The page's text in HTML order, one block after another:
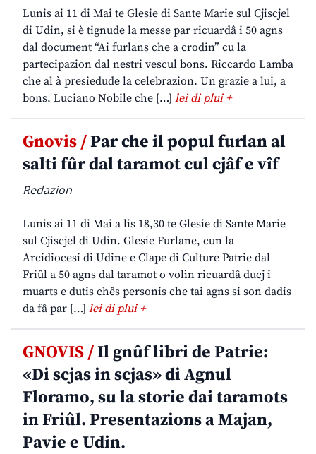
Lunis ai 11 di Mai te Glesie di Sante Marie sul Cjiscjel
di Udin, si è tignude la messe par ricuardâ i 50 agns
dal document “Ai furlans che a crodin” cu la
partecipazion dal nestri vescul bons. Riccardo Lamba
che al à presiedude la celebrazion. Un grazie a lui, a
bons. Luciano Nobile che […] lei di plui +
Gnovis /Par che il popul furlan al
salti fûr dal taramot cul cjâf e vîf
Redazion
Lunis ai 11 di Mai a lis 18,30 te Glesie di Sante Marie
sul Cjiscjel di Udin. Glesie Furlane, cun la
Arcidiocesi di Udine e Clape di Culture Patrie dal
Friûl a 50 agns dal taramot o volìn ricuardâ ducj i
muarts e dutis chês personis che tai agns si son dadis
da fâ par […] lei di plui +
GNOVIS /Il gnûf libri de Patrie:
«Di scjas in scjas» di Agnul
Floramo, su la storie dai taramots
in Friûl. Presentazions a Majan,
Pavie e Udin.